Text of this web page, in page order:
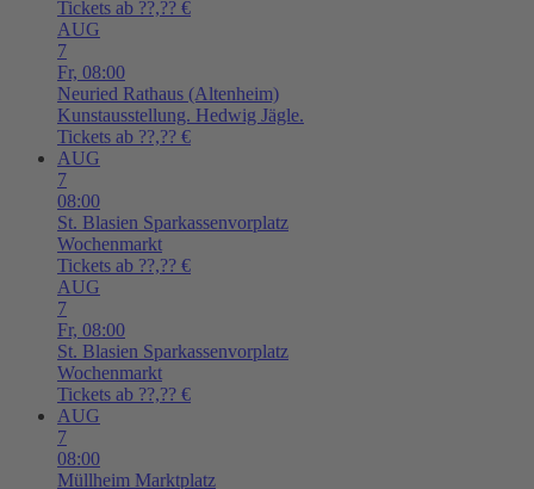
Tickets ab ??,?? €
AUG
7
Fr, 08:00
Neuried Rathaus (Altenheim)
Kunstausstellung. Hedwig Jägle.
Tickets ab ??,?? €
AUG
7
08:00
St. Blasien Sparkassenvorplatz
Wochenmarkt
Tickets ab ??,?? €
AUG
7
Fr, 08:00
St. Blasien Sparkassenvorplatz
Wochenmarkt
Tickets ab ??,?? €
AUG
7
08:00
Müllheim Marktplatz